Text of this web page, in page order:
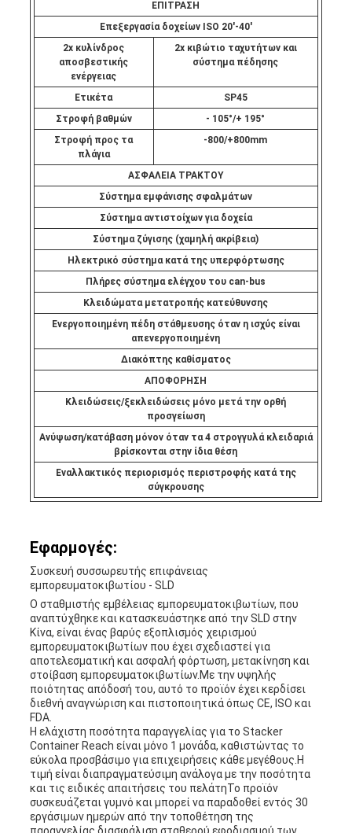
ΕΠΙΤΡΑΣΗ
Επεξεργασία δοχείων ISO 20'-40'
2x κυλίνδρος
αποσβεστικής
ενέργειας
2x κιβώτιο ταχυτήτων και
σύστημα πέδησης
Ετικέτα
SP45
Στροφή βαθμών
- 105°/+ 195°
Στροφή προς τα
πλάγια
-800/+800mm
ΑΣΦΑΛΕΙΑ ΤΡΑΚΤΟΥ
Σύστημα εμφάνισης σφαλμάτων
Σύστημα αντιστοίχων για δοχεία
Σύστημα ζύγισης (χαμηλή ακρίβεια)
Ηλεκτρικό σύστημα κατά της υπερφόρτωσης
Πλήρες σύστημα ελέγχου του can-bus
Κλειδώματα μετατροπής κατεύθυνσης
Ενεργοποιημένη πέδη στάθμευσης όταν η ισχύς είναι
απενεργοποιημένη
Διακόπτης καθίσματος
ΑΠΟΦΟΡΗΣΗ
Κλειδώσεις/ξεκλειδώσεις μόνο μετά την ορθή
προσγείωση
Ανύψωση/κατάβαση μόνον όταν τα 4 στρογγυλά κλειδαριά
βρίσκονται στην ίδια θέση
Εναλλακτικός περιορισμός περιστροφής κατά της
σύγκρουσης
Εφαρμογές:
Συσκευή συσσωρευτής επιφάνειας
εμπορευματοκιβωτίου - SLD
Ο σταθμιστής εμβέλειας εμπορευματοκιβωτίων, που
αναπτύχθηκε και κατασκευάστηκε από την SLD στην
Κίνα, είναι ένας βαρύς εξοπλισμός χειρισμού
εμπορευματοκιβωτίων που έχει σχεδιαστεί για
αποτελεσματική και ασφαλή φόρτωση, μετακίνηση και
στοίβαση εμπορευματοκιβωτίων.Με την υψηλής
ποιότητας απόδοσή του, αυτό το προϊόν έχει κερδίσει
διεθνή αναγνώριση και πιστοποιητικά όπως CE, ISO και
FDA.
Η ελάχιστη ποσότητα παραγγελίας για το Stacker
Container Reach είναι μόνο 1 μονάδα, καθιστώντας το
εύκολα προσβάσιμο για επιχειρήσεις κάθε μεγέθους.Η
τιμή είναι διαπραγματεύσιμη ανάλογα με την ποσότητα
και τις ειδικές απαιτήσεις του πελάτηΤο προϊόν
συσκευάζεται γυμνό και μπορεί να παραδοθεί εντός 30
εργάσιμων ημερών από την τοποθέτηση της